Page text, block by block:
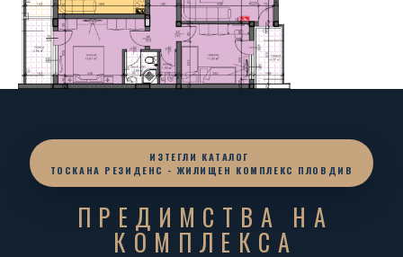
ИЗТЕГЛИ КАТАЛОГ
ТОСКАНА РЕЗИДЕНС - ЖИЛИЩЕН КОМПЛЕКС ПЛОВДИВ
ПРЕДИМСТВА НА
КОМПЛЕКСА